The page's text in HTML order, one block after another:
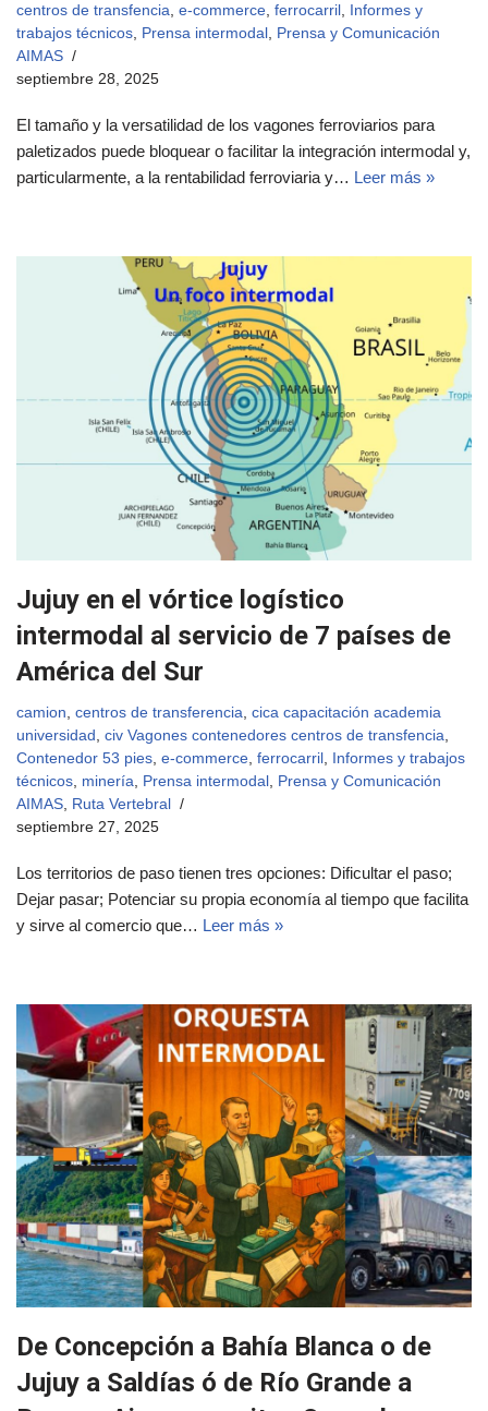
centros de transfencia e-commerce ferrocarril
Informes y
trabajos técnicos
Prensa intermodal
Prensa y Comunicación
AIMAS
septiembre 28, 2025
El tamaño y la versatilidad de los vagones ferroviarios para
paletizados puede bloquear o facilitar la integración intermodal y,
particularmente, a la rentabilidad ferroviaria y… Leer más »
Jujuy en el vórtice logístico
intermodal al servicio de 7 países de
América del Sur
camion centros de transferencia cica capacitación academia
universidad civ Vagones contenedores centros de transfencia
Contenedor 53 pies e-commerce ferrocarril Informes y trabajos
técnicos minería Prensa intermodal Prensa y Comunicación
AIMAS Ruta Vertebral
septiembre 27, 2025
Los territorios de paso tienen tres opciones: Dificultar el paso;
Dejar pasar; Potenciar su propia economía al tiempo que facilita
y sirve al comercio que… Leer más »
De Concepción a Bahía Blanca o de
Jujuy a Saldías ó de Río Grande a